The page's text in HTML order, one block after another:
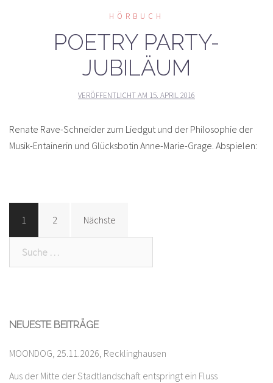
HÖRBUCH
POETRY PARTY-
JUBILÄUM
VERÖFFENTLICHT AM 15. APRIL 2016
Renate Rave-Schneider zum Liedgut und der Philosophie der
Musik-Entainerin und Glücksbotin Anne-Marie-Grage. Abspielen:
1 2
Nächste
NEUESTE BEITRÄGE
MOONDOG, 25.11.2026, Recklinghausen
Aus der Mitte der Stadtlandschaft entspringt ein Fluss